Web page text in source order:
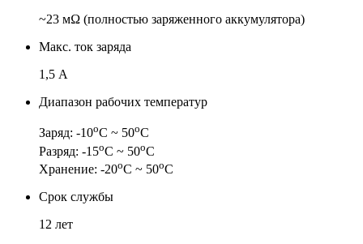
~23 мΩ (полностью заряженного аккумулятора)
Макс. ток заряда
1,5 А
Диапазон рабочих температур
Заряд: -10оС ~ 50оС
Разряд: -15оС ~ 50оС
Хранение: -20оС ~ 50оС
Срок службы
12 лет